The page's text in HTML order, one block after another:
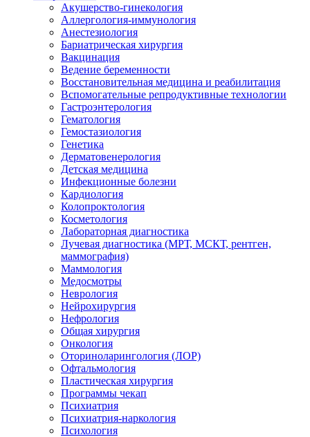
Акушерство-гинекология
Аллергология-иммунология
Анестезиология
Бариатрическая хирургия
Вакцинация
Ведение беременности
Восстановительная медицина и реабилитация
Вспомогательные репродуктивные технологии
Гастроэнтерология
Гематология
Гемостазиология
Генетика
Дерматовенерология
Детская медицина
Инфекционные болезни
Кардиология
Колопроктология
Косметология
Лабораторная диагностика
Лучевая диагностика (МРТ, МСКТ, рентген,
маммография)
Маммология
Медосмотры
Неврология
Нейрохирургия
Нефрология
Общая хирургия
Онкология
Оториноларингология (ЛОР)
Офтальмология
Пластическая хирургия
Программы чекап
Психиатрия
Психиатрия-наркология
Психология